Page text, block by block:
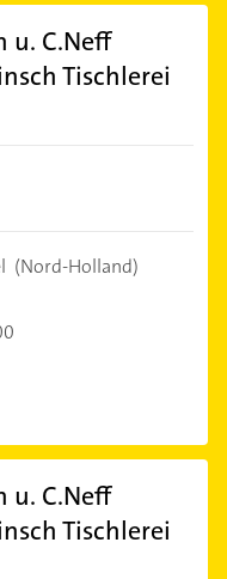
u. C.Neff
Tischlerei
(Nord-Holland)
u. C.Neff
Tischlerei